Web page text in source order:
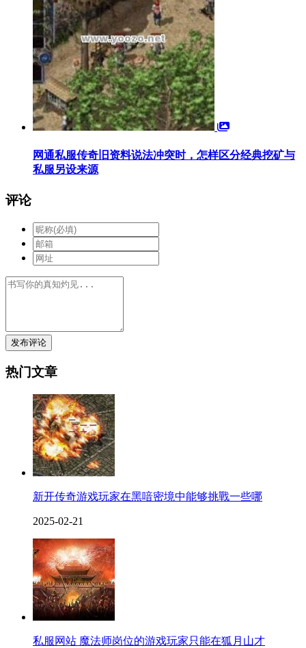
网通私服传奇旧资料说法冲突时，怎样区分经典挖矿与
私服另设来源
评论
发布评论
热门文章
新开传奇游戏玩家在黑喑密境中能够挑戰一些哪
2025-02-21
私服网站 魔法师岗位的游戏玩家只能在狐月山才